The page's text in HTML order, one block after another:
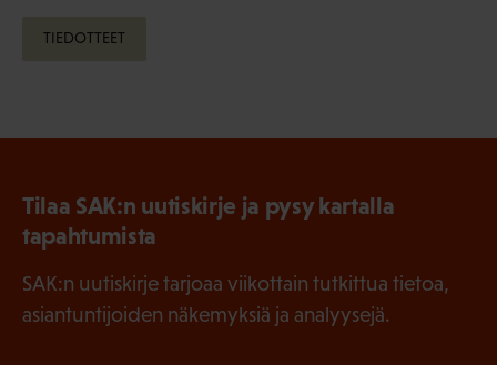
TIEDOTTEET
Tilaa SAK:n uutiskirje ja pysy kartalla
tapahtumista
SAK:n uutiskirje tarjoaa viikottain tutkittua tietoa,
asiantuntijoiden näkemyksiä ja analyysejä.